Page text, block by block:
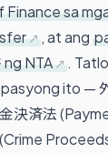
Finance sa
, at ang
ng NTA
.
ito —
決済法